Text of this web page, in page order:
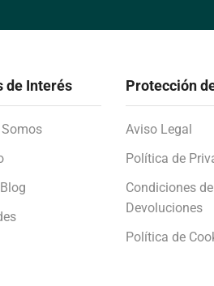
de Interés Protección
Aviso Legal
Política de
Condiciones
Devoluciones
Política de